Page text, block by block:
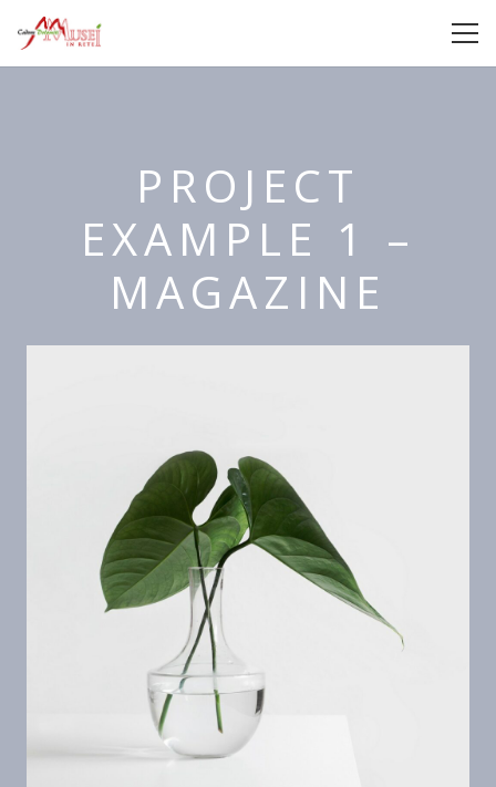
PROJECT
EXAMPLE 1 –
MAGAZINE